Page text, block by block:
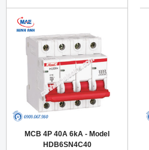
MCB 4P 40A 6kA - Model
HDB6SN4C40